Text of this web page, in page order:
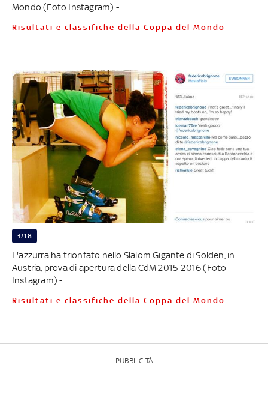
Mondo (Foto Instagram) -
Risultati e classifiche della Coppa del Mondo
3/18
L'azzurra ha trionfato nello Slalom Gigante di Solden, in
Austria, prova di apertura della CdM 2015-2016 (Foto
Instagram) -
Risultati e classifiche della Coppa del Mondo
PUBBLICITÀ